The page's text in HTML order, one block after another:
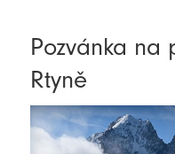
Pozvánka na
Rtyně